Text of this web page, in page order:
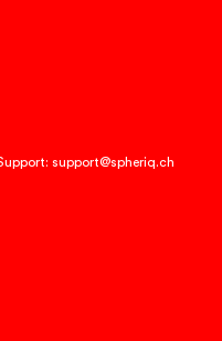
support@spheriq.ch